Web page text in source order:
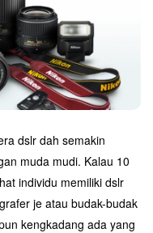
dslr dah semakin
muda mudi. Kalau 10
individu memiliki dslr
je atau budak-budak
kengkadang ada yang